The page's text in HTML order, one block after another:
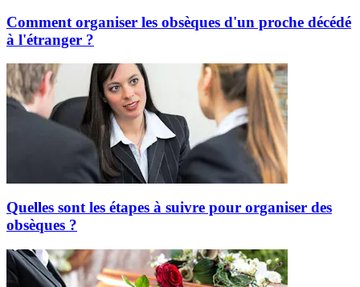
Comment organiser les obsèques d'un proche décédé
à l'étranger ?
Quelles sont les étapes à suivre pour organiser des
obsèques ?